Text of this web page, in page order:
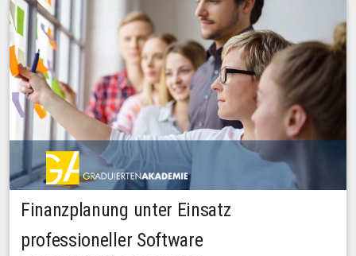
Finanzplanung unter Einsatz
professioneller Software